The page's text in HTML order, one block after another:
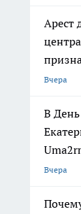
Арест
Вчера
В День
Вчера